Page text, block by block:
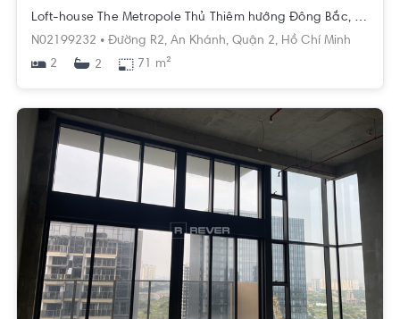
Loft-house The Metropole Thủ Thiêm hướng Đông Bắc, diện tích 71m²
N02199232 • Đường R2, An Khánh, Quận 2, Hồ Chí Minh
2
2 71 m²